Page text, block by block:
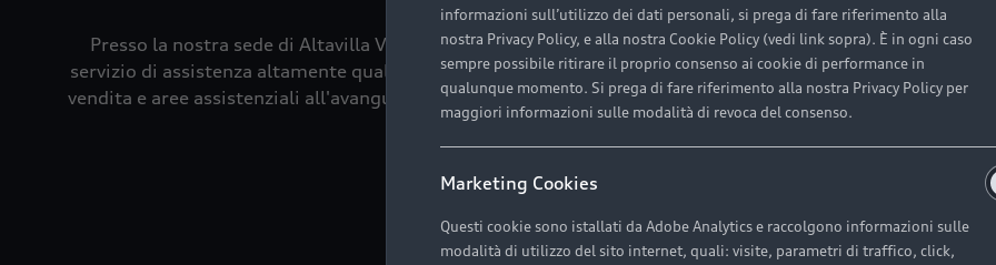
informazioni sull’utilizzo dei dati personali, si prega di fare riferimento alla
nostra Privacy Policy, e alla nostra Cookie Policy (vedi link sopra). È in ogni caso
sempre possibile ritirare il proprio consenso ai cookie di performance in
qualunque momento. Si prega di fare riferimento alla nostra Privacy Policy per
maggiori informazioni sulle modalità di revoca del consenso.
Marketing Cookies
Questi cookie sono istallati da Adobe Analytics e raccolgono informazioni sulle
modalità di utilizzo del sito internet, quali: visite, parametri di traffico, click,
Presso la nostra sede di Altavilla Vicentina, potrai esplorare l'intero mondo Audi, scoprendo modelli
servizio di assistenza altamente qualificato, con diagnosi avanzate e tecnici specializzati. Le nostre sedi di
vendita e aree assistenziali all'avanguardia, proponendo anche vetture d’occasione selezionate, coperte
con il cliente è basato sulla massima trasparenza e